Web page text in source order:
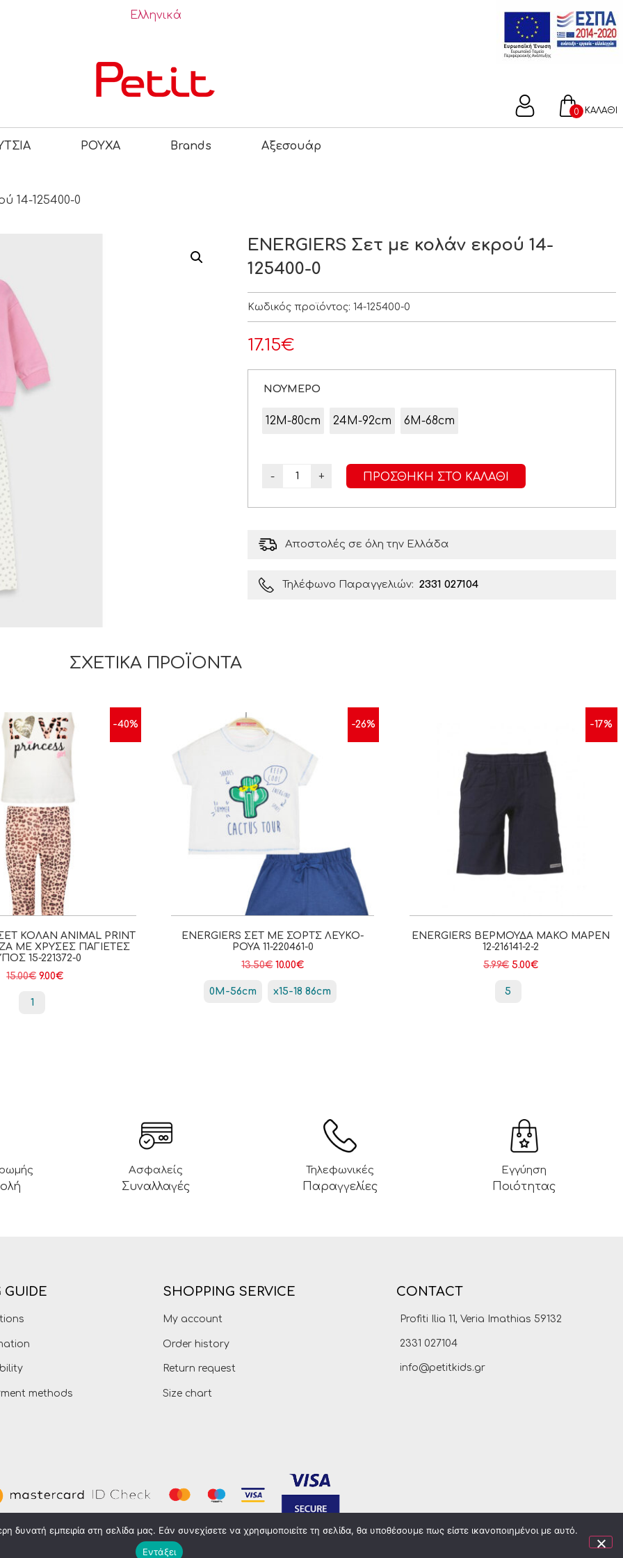
Ελληνικά
ΚΑΛΑΘΙ
0
ΡΟΥΧΑ Brands Αξεσουάρ
14-125400-0
ENERGIERS Σετ με κολάν εκρού 14-
125400-0
Κωδικός προϊόντος:14-125400-0
17.15€
ΝΟΥΜΕΡΟ
12M-80cm 24Μ-92cm 6Μ-68cm
- + ΠΡΟΣΘΉΚΗ ΣΤΟ ΚΑΛΆΘΙ
Αποστολές σε όλη την Ελλάδα
Τηλέφωνο Παραγγελιών: 2331 027104
ΣΧΕΤΙΚΆ ΠΡΟΪΌΝΤΑ
-40%
ΚΟΛΆΝ ANIMAL PRINT
ΜΕ ΧΡΥΣΈΣ ΠΑΓΙΈΤΕΣ
15-221372-0
15.00€ 9.00€
1
-26%
ENERGIERS ΣΕΤ ΜΕ ΣΟΡΤΣ ΛΕΥΚΌ-
ΡΟΥΑ 11-220461-0
13.50€ 10.00€
0Μ-56cm x15-18 86cm
-17%
ENERGIERS ΒΕΡΜΟΎΔΑ ΜΑΚΌ ΜΑΡΕΝ
12-216141-2-2
5.99€ 5.00€
5
Ασφαλείς
Συναλλαγές
Τηλεφωνικές
Παραγγελίες
Εγγύηση
Ποιότητας
GUIDE
methods
SHOPPING SERVICE
My account
Order history
Return request
Size chart
CONTACT
Profiti Ilia 11, Veria Imathias 59132
2331 027104
info@petitkids.gr
εμπειρία στη σελίδα μας. Εάν συνεχίσετε να χρησιμοποιείτε τη σελίδα, θα υποθέσουμε πως είστε ικανοποιημένοι με αυτό.
Εντάξει